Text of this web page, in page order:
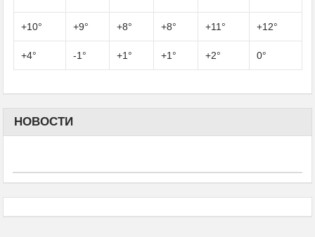
+10° +9° +8° +8° +11° +12°
+4° -1° +1° +1° +2° 0°
НОВОСТИ